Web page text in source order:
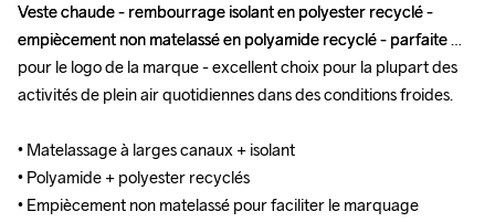
Veste chaude - rembourrage isolant en polyester recyclé -
empiècement non matelassé en polyamide recyclé - parfaite
pour le logo de la marque - excellent choix pour la plupart des
activités de plein air quotidiennes dans des conditions froides.
• Matelassage à larges canaux + isolant
• Polyamide + polyester recyclés
• Empiècement non matelassé pour faciliter le marquage
Veste chaude - rembourrage isolant en polyester recyclé -
empiècement non matelassé en polyamide recyclé - parfaite
pour le logo de la marque - excellent choix pour la plupart des
activités de plein air quotidiennes dans des conditions froides.
• Matelassage à larges canaux + isolant
• Polyamide + polyester recyclés
• Empiècement non matelassé pour faciliter le marquage